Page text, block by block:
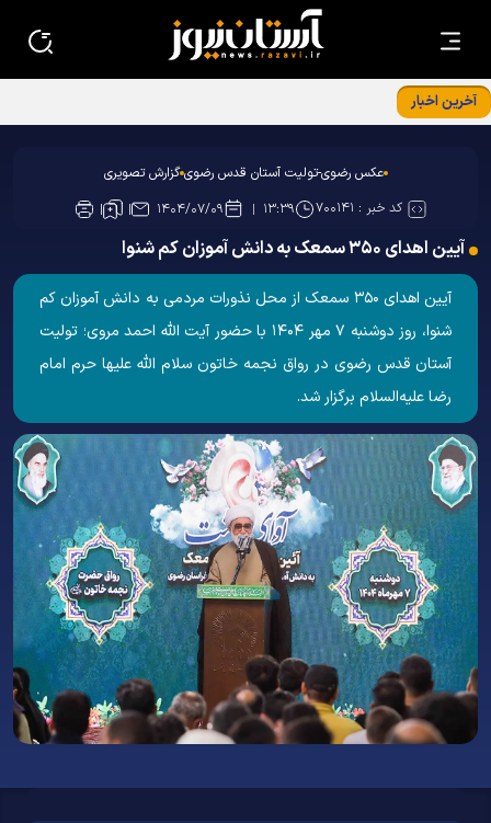
آخرین اخبار
عکس رضوی-تولیت آستان قدس رضوی گزارش تصویری
کد خبر : ۷۰۰۱۴۱ ۱۳:۳۹ ۱۴۰۴/۰۷/۰۹
آیین اهدای ۳۵۰ سمعک به دانش آموزان کم شنوا
آیین اهدای ۳۵۰ سمعک از محل نذورات مردمی به دانش آموزان کم
شنوا، روز دوشنبه ۷ مهر ۱۴۰۴ با حضور آیت الله احمد مروی؛ تولیت
آستان قدس رضوی در رواق نجمه خاتون سلام الله علیها حرم امام
رضا علیه‌السلام برگزار شد.